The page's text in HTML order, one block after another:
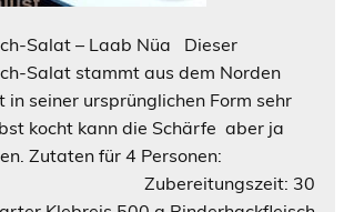
Salat – Laab Nüa Dieser
Salat stammt aus dem Norden
in seiner ursprünglichen Form sehr
kocht kann die Schärfe aber ja
Zutaten für 4 Personen:
30